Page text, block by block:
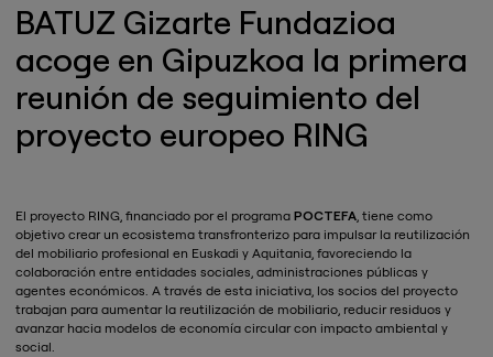
BATUZ Gizarte Fundazioa
acoge en Gipuzkoa la primera
reunión de seguimiento del
proyecto europeo RING
El proyecto RING, financiado por el programa POCTEFA, tiene como
objetivo crear un ecosistema transfronterizo para impulsar la reutilización
del mobiliario profesional en Euskadi y Aquitania, favoreciendo la
colaboración entre entidades sociales, administraciones públicas y
agentes económicos. A través de esta iniciativa, los socios del proyecto
trabajan para aumentar la reutilización de mobiliario, reducir residuos y
avanzar hacia modelos de economía circular con impacto ambiental y
social.